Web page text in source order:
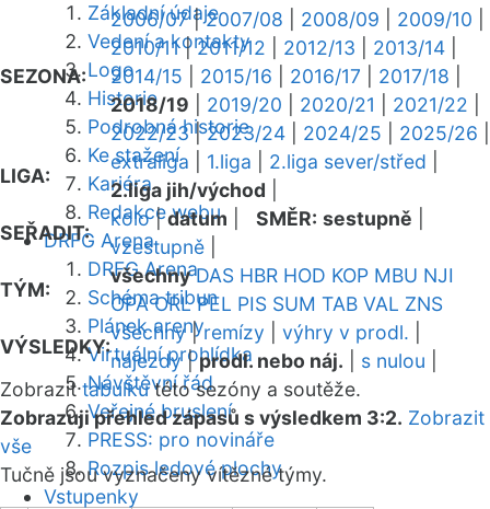
Základní údaje
Vedení a kontakty
Logo
Historie
Podrobná historie
Ke stažení
Kariéra
Redakce webu
DRFG Arena
DRFG Arena
Schéma tribun
Plánek areny
Virtuální prohlídka
Návštěvní řád
Veřejné bruslení
PRESS: pro novináře
Rozpis ledové plochy
Vstupenky
SEZONA:
2006/07|2007/08 2008/09 2009/10
2010/11|2011/12 2012/13 2013/14
2014/15
2015/16 2016/17 2017/18
2018/19
2019/20 2020/21 2021/22
2022/23|2023/24 2024/25 2025/26
LIGA:
extraliga 1.liga 2.liga sever/střed
2.liga jih/východ
SEŘADIT:
kolo|datum SMĚR: sestupně
vzestupně
TÝM:
všechny DAS HBR HOD KOP MBU NJI
OPA ORL PEL PIS SUM TAB VAL ZNS
VÝSLEDKY:
všechny|remízy výhry v prodl.
nájezdy|prodl. nebo náj. s nulou
Zobrazittabulkutéto sezóny a soutěže.
Zobrazuji přehled zápasů s výsledkem 3:2. Zobrazit
vše
Tučně jsou vyznačeny vítězné týmy.